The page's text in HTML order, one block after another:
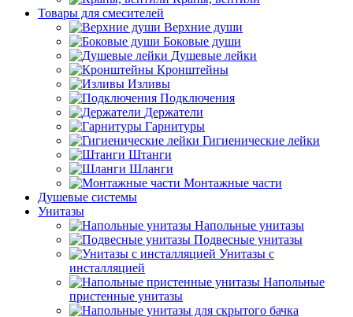
Товары для смесителей
Верхние души
Боковые души
Душевые лейки
Кронштейны
Изливы
Подключения
Держатели
Гарнитуры
Гигиенические лейки
Штанги
Шланги
Монтажные части
Душевые системы
Унитазы
Напольные унитазы
Подвесные унитазы
Унитазы с
инсталляцией
Напольные
пристенные унитазы